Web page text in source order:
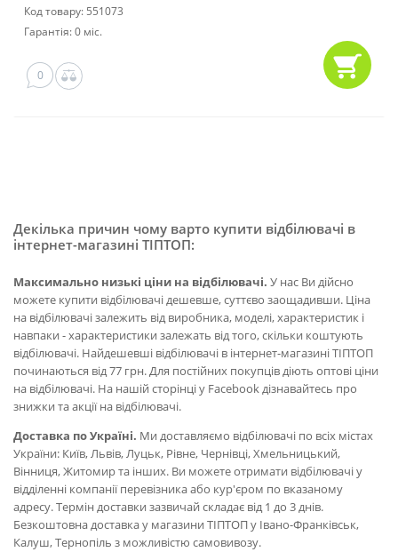
Код товару: 551073
Гарантія: 0 міс.
0
Декілька причин чому варто купити відбілювачі в
інтернет-магазині ТІПТОП:
Максимально низькі ціни на відбілювачі. У нас Ви дійсно
можете купити відбілювачі дешевше, суттєво заощадивши. Ціна
на відбілювачі залежить від виробника, моделі, характеристик і
навпаки - характеристики залежать від того, скільки коштують
відбілювачі. Найдешевші відбілювачі в інтернет-магазині ТІПТОП
починаються від 77 грн. Для постійних покупців діють оптові ціни
на відбілювачі. На нашій сторінці у Facebook дізнавайтесь про
знижки та акції на відбілювачі.
Доставка по Україні. Ми доставляємо відбілювачі по всіх містах
України: Київ, Львів, Луцьк, Рівне, Чернівці, Хмельницький,
Вінниця, Житомир та інших. Ви можете отримати відбілювачі у
відділенні компанії перевізника або кур'єром по вказаному
адресу. Термін доставки зазвичай складає від 1 до 3 днів.
Безкоштовна доставка у магазини ТІПТОП у Івано-Франківськ,
Калуш, Тернопіль з можливістю самовивозу.